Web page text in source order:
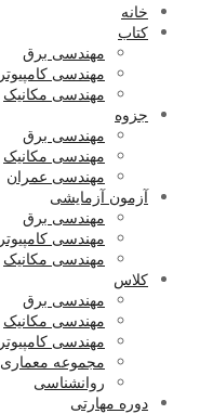
خانه
کتاب
مهندسی برق
مهندسی کامپیوتر
مهندسی مکانیک
جزوه
مهندسی برق
مهندسی مکانیک
مهندسی عمران
آزمون آزمایشی
مهندسی برق
مهندسی کامپیوتر
مهندسی مکانیک
کلاس
مهندسی برق
مهندسی مکانیک
مهندسی کامپیوتر
مجموعه معماری
روانشناسی
دوره مهارتی